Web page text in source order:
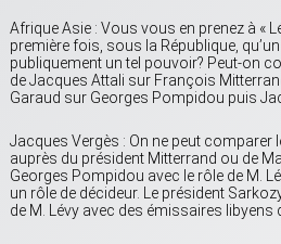
Afrique Asie : Vous vous en prenez à «
première fois, sous la République,
publiquement un tel pouvoir? Peut-on
de Jacques Attali sur François
Garaud sur Georges Pompidou puis
Jacques Vergès : On ne peut comparer
auprès du président Mitterrand ou de
Georges Pompidou avec le rôle de M.
un rôle de décideur. Le président
de M. Lévy avec des émissaires libyens